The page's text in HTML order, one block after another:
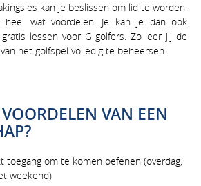
kan je beslissen om lid te worden.
wat voordelen. Je kan je dan ook
lessen voor G-golfers. Zo leer jij de
het golfspel volledig te beheersen.
VAN EEN
toegang om te komen oefenen (overdag,
weekend)